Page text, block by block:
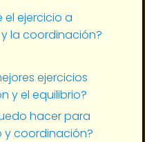
ejercicio a
la coordinación?
ejercicios
y el equilibrio?
hacer para
y coordinación?